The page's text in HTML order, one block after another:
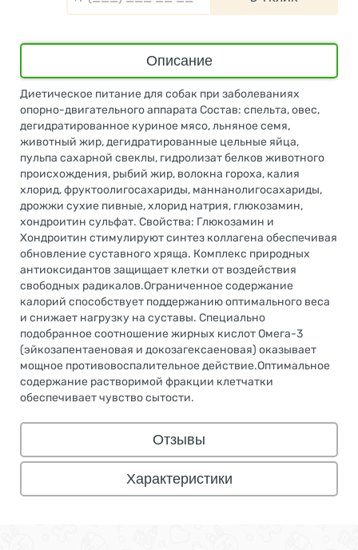
Описание
Диетическое питание для собак при заболеваниях
опорно-двигательного аппарата Состав: спельта, овес,
дегидратированное куриное мясо, льняное семя,
животный жир, дегидратированные цельные яйца,
пульпа сахарной свеклы, гидролизат белков животного
происхождения, рыбий жир, волокна гороха, калия
хлорид, фруктоолигосахариды, маннанолигосахариды,
дрожжи сухие пивные, хлорид натрия, глюкозамин,
хондроитин сульфат. Свойства: Глюкозамин и
Хондроитин стимулируют синтез коллагена обеспечивая
обновление суставного хряща. Комплекс природных
антиоксидантов защищает клетки от воздействия
свободных радикалов.Ограниченное содержание
калорий способствует поддержанию оптимального веса
и снижает нагрузку на суставы. Специально
подобранное соотношение жирных кислот Омега-3
(эйкозапентаеновая и докозагексаеновая) оказывает
мощное противовоспалительное действие.Оптимальное
содержание растворимой фракции клетчатки
обеспечивает чувство сытости.
Отзывы
Характеристики